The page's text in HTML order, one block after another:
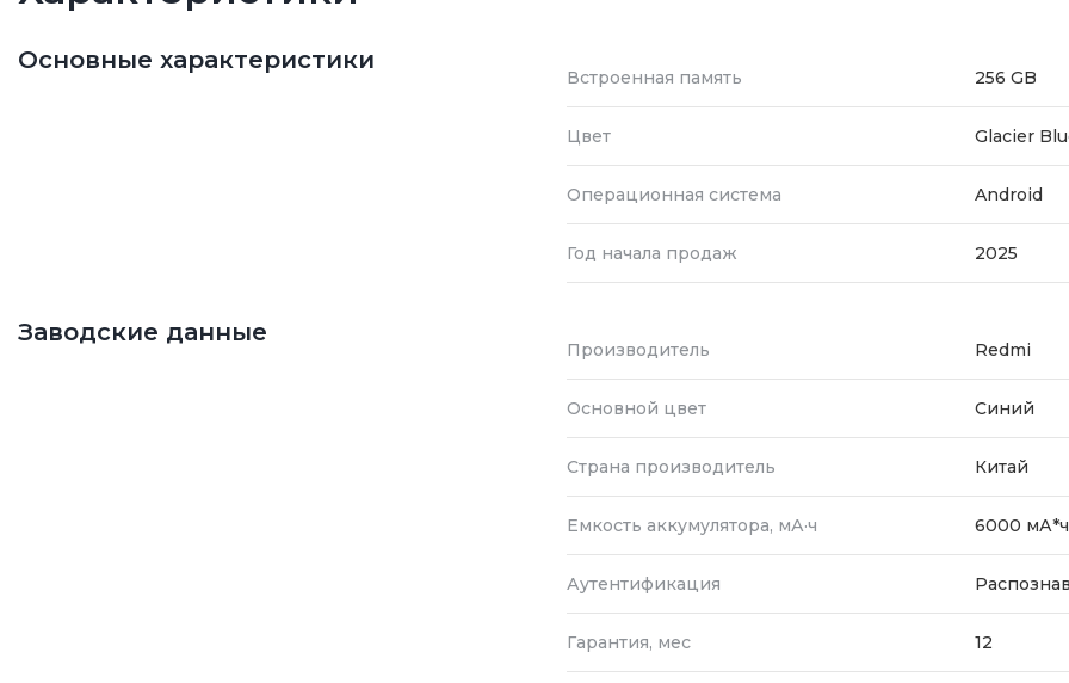
Основные характеристики
Встроенная память 256 GB
Цвет Glacier
Операционная система Android
Год начала продаж 2025
Заводские данные
Производитель Redmi
Основной цвет Синий
Страна производитель Китай
Емкость аккумулятора, мА·ч 6000 мА*ч
Аутентификация
Гарантия, мес 12